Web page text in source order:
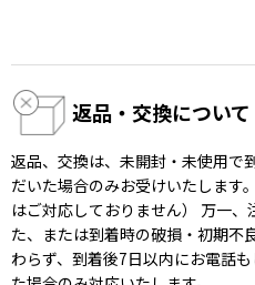
返品・交換について
返品、交換は、未開封・未使用で
だいた場合のみお受けいたします
はご対応しておりません） 万一
た、または到着時の破損・初期不
わらず、到着後7日以内にお電話